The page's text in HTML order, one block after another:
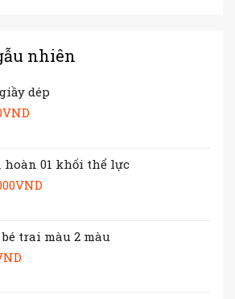
nhiên
dép
VND
hoàn 01 khối thể lực
VND
bé trai màu 2 màu